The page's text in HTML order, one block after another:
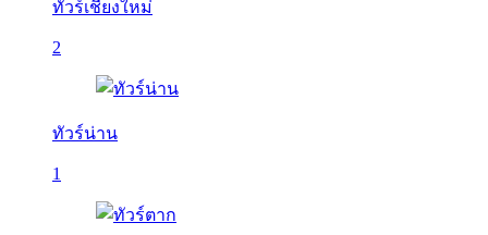
ทัวร์เชียงใหม่
2
ทัวร์น่าน
1